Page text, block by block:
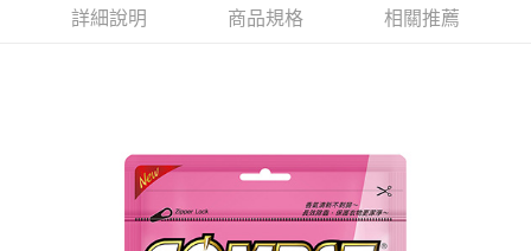
時審查核予不同之上限額度；若仍有額度不足之情形，本公司將視審查結果
請求用戶進行身份認證。
付款後寶雅門市自取(由倉庫統一出貨)
詳細說明 商品規格 相關推薦